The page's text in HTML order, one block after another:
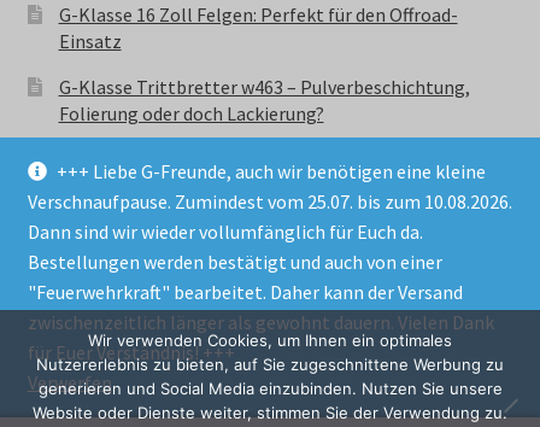
+++ Liebe G-Freunde, auch wir benötigen eine kleine
Verschnaufpause. Zumindest vom 25.07. bis zum 10.08.2026.
Dann sind wir wieder vollumfänglich für Euch da.
Bestellungen werden bestätigt und auch von einer
"Feuerwehrkraft" bearbeitet. Daher kann der Versand
zwischenzeitlich länger als gewohnt dauern. Vielen Dank
für Euer Verständnis! +++
Verwerfen
G-Klasse 16 Zoll Felgen: Perfekt für den Offroad-
Einsatz
G-Klasse Trittbretter w463 – Pulverbeschichtung,
Folierung oder doch Lackierung?
© GParts24 - G-Klasse w463 Trittbretter, Felgen,
Ersatzteile & Zubebehör.
Datenschutzerklärung
Alle Preise inkl. der gesetzlichen MwSt.
Wir verwenden Cookies, um Ihnen ein optimales
Nutzererlebnis zu bieten, auf Sie zugeschnittene Werbung zu
generieren und Social Media einzubinden. Nutzen Sie unsere
Website oder Dienste weiter, stimmen Sie der Verwendung zu.